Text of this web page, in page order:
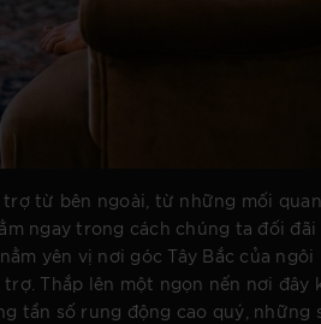
từ bên ngoài, từ những mối
ngay trong cách chúng ta đối
yên vị nơi góc Tây Bắc của
Thắp lên một ngọn nến nơi
tần số rung động cao quý,